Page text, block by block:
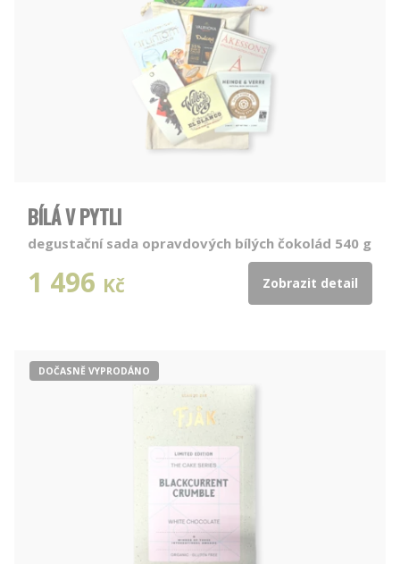
BÍLÁ V PYTLI
degustační sada opravdových bílých čokolád 540 g
1 496 Kč Zobrazit detail
DOČASNĚ VYPRODÁNO